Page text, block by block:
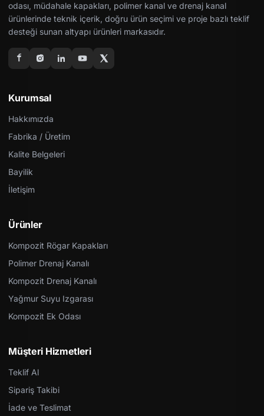
odası, müdahale kapakları, polimer kanal ve drenaj kanal
ürünlerinde teknik içerik, doğru ürün seçimi ve proje bazlı teklif
desteği sunan altyapı ürünleri markasıdır.
Kurumsal
Hakkımızda
Fabrika / Üretim
Kalite Belgeleri
Bayilik
İletişim
Ürünler
Kompozit Rögar Kapakları
Polimer Drenaj Kanalı
Kompozit Drenaj Kanalı
Yağmur Suyu Izgarası
Kompozit Ek Odası
Müşteri Hizmetleri
Teklif Al
Sipariş Takibi
İade ve Teslimat